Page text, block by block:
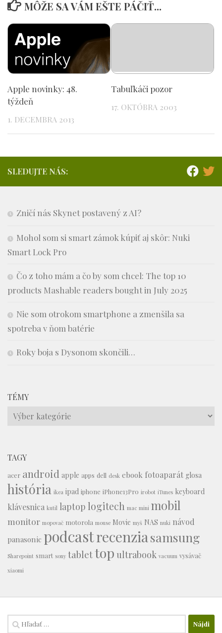
MÔŽE SA VÁM EŠTE PÁČIŤ...
Apple novinky: 48.
týždeň
1. DECEMBRA 2013
Tabuľkáči pozor
17. OKTÓBRA 2003
SLEDUJTE NÁS:
Zničí nás Skynet postavený z AI?
Mohol som si smart zámok kúpiť aj skôr: Nuki
Smart Lock Pro
Čo z toho mám a čo by som chcel: The top 10
products Mashable readers bought in July 2025
Nie som otrokom smartphone a zmenšila sa
spotreba v ňom batérie
Roky boja s Dysonom skončili…
TÉMY
Témy
TAGY
acer android apple apps dell desk ebook fotoaparát glosa
história ikea ipad iphone iPhone13Pro irobot iTunes keyboard
klávesnica kutil laptop logitech mac mini mobil
monitor mopovač motorola mouse Movie myš NAS nuki návod
panasonic podcastrecenziasamsung
Sharepoint smart sony tablettop ultrabook vacuum vysávač
xiaomi
Hľadať: